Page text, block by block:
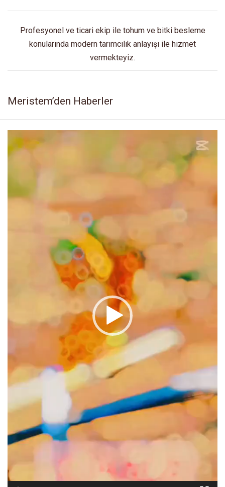
Profesyonel ve ticari ekip ile tohum ve bitki besleme
konularında modern tarımcılık anlayışı ile hizmet
vermekteyiz.
Meristem’den Haberler